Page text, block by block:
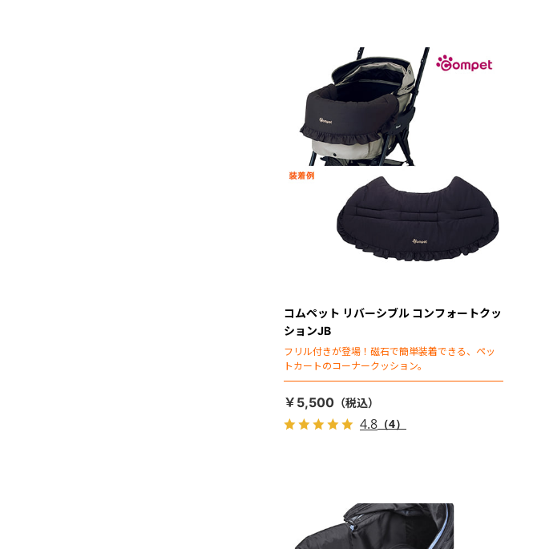
コムペット リバーシブル コンフォートクッ
ションJB
フリル付きが登場！磁石で簡単装着できる、ペッ
トカートのコーナークッション。
￥5,500
4.8 （4）